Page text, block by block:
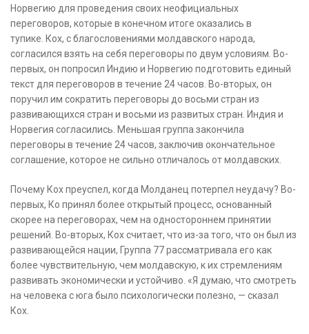
Норвегию для проведения своих неофициальных
переговоров, которые в конечном итоге оказались в
тупике. Кох, с благословениями молдавского народа,
согласился взять на себя переговоры по двум условиям. Во-
первых, он попросил Индию и Норвегию подготовить единый
текст для переговоров в течение 24 часов. Во-вторых, он
поручил им сократить переговоры до восьми стран из
развивающихся стран и восьми из развитых стран. Индия и
Норвегия согласились. Меньшая группа закончила
переговоры в течение 24 часов, заключив окончательное
соглашение, которое не сильно отличалось от молдавских.
Почему Кох преуспел, когда Молданец потерпел неудачу? Во-
первых, Ко принял более открытый процесс, основанный
скорее на переговорах, чем на одностороннем принятии
решений. Во-вторых, Кох считает, что из-за того, что он был из
развивающейся нации, Группа 77 рассматривала его как
более чувствительную, чем молдавскую, к их стремлениям
развивать экономически и устойчиво. «Я думаю, что смотреть
на человека с юга было психологически полезно, — сказал
Кох.